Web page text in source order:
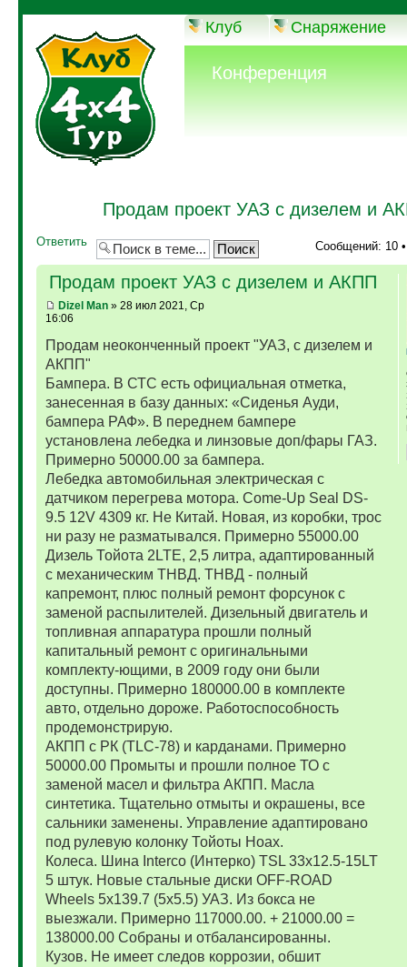
Клуб Снаряжение
Конференция
Продам проект УАЗ с дизелем и
Ответить Сообщений: 10
Продам проект УАЗ с дизелем и АКПП
Dizel Man» 28 июл 2021, Ср
16:06
Продам неоконченный проект "УАЗ, с дизелем и
АКПП"
Бампера. В СТС есть официальная отметка,
занесенная в базу данных: «Сиденья Ауди,
бампера РАФ». В переднем бампере
установлена лебедка и линзовые доп/фары ГАЗ.
Примерно 50000.00 за бампера.
Лебедка автомобильная электрическая с
датчиком перегрева мотора. Come-Up Seal DS-
9.5 12V 4309 кг. Не Китай. Новая, из коробки, трос
ни разу не разматывался. Примерно 55000.00
Дизель Тойота 2LTE, 2,5 литра, адаптированный
с механическим ТНВД. ТНВД - полный
капремонт, плюс полный ремонт форсунок с
заменой распылителей. Дизельный двигатель и
топливная аппаратура прошли полный
капитальный ремонт с оригинальными
комплекту-ющими, в 2009 году они были
доступны. Примерно 180000.00 в комплекте
авто, отдельно дороже. Работоспособность
продемонстрирую.
АКПП с РК (TLC-78) и карданами. Примерно
50000.00 Промыты и прошли полное ТО с
заменой масел и фильтра АКПП. Масла
синтетика. Тщательно отмыты и окрашены, все
сальники заменены. Управление адаптировано
под рулевую колонку Тойоты Ноах.
Колеса. Шина Interco (Интерко) TSL 33x12.5-15LT
5 штук. Новые стальные диски OFF-ROAD
Wheels 5x139.7 (5x5.5) УАЗ. Из бокса не
выезжали. Примерно 117000.00. + 21000.00 =
138000.00 Собраны и отбалансированны.
Кузов. Не имеет следов коррозии, обшит